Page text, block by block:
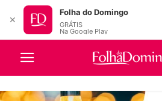
✕
Folha do Domingo
GRÁTIS
Na Google Play